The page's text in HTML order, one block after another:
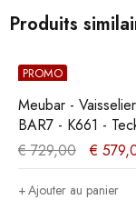
Produits
PROMO
Meubar -
BAR7 - K661 -
Orange/Noir -
107x189x50cm
€729,00 €
Ajouter au panier